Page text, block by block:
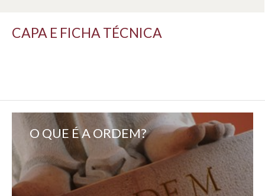
CAPA E FICHA TÉCNICA
O QUE É A ORDEM?